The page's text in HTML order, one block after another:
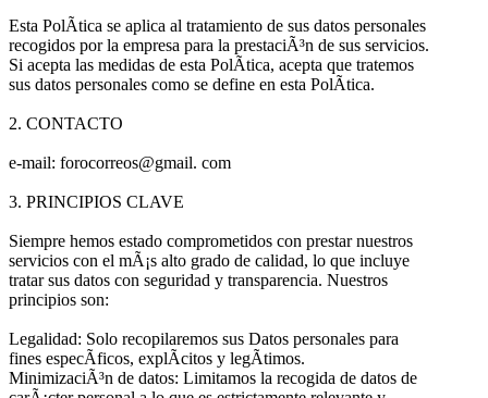
Esta PolÃ­tica se aplica al tratamiento de sus datos personales
recogidos por la empresa para la prestaciÃ³n de sus servicios.
Si acepta las medidas de esta PolÃ­tica, acepta que tratemos
sus datos personales como se define en esta PolÃ­tica.
2. CONTACTO
e-mail: forocorreos@gmail. com
3. PRINCIPIOS CLAVE
Siempre hemos estado comprometidos con prestar nuestros
servicios con el mÃ¡s alto grado de calidad, lo que incluye
tratar sus datos con seguridad y transparencia. Nuestros
principios son:
Legalidad: Solo recopilaremos sus Datos personales para
fines especÃ­ficos, explÃ­citos y legÃ­timos.
MinimizaciÃ³n de datos: Limitamos la recogida de datos de